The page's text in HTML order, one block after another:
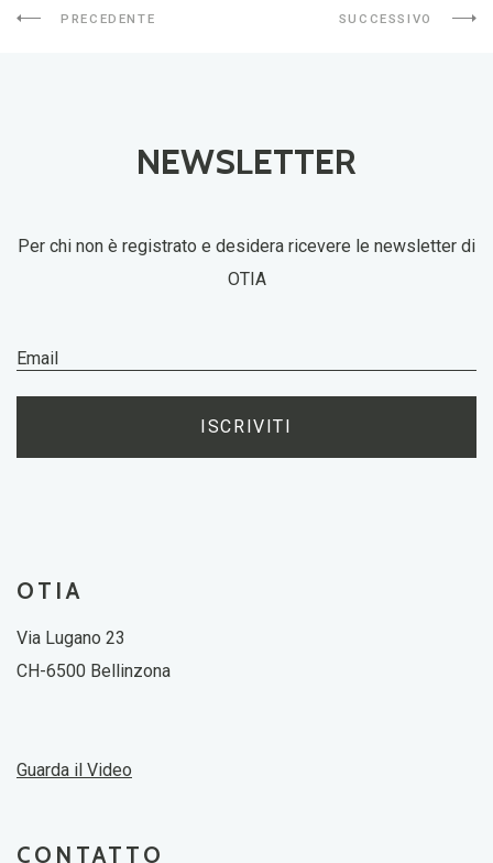
PRECEDENTE SUCCESSIVO
NEWSLETTER
Per chi non è registrato e desidera ricevere le newsletter di
OTIA
ISCRIVITI
OTIA
Via Lugano 23
CH-6500 Bellinzona
Guarda il Video
CONTATTO